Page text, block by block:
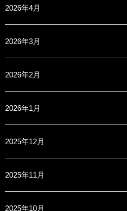
2026年4月
2026年3月
2026年2月
2026年1月
2025年12月
2025年11月
2025年10月